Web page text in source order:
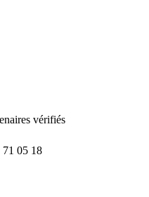
vérifiés
71 05 18